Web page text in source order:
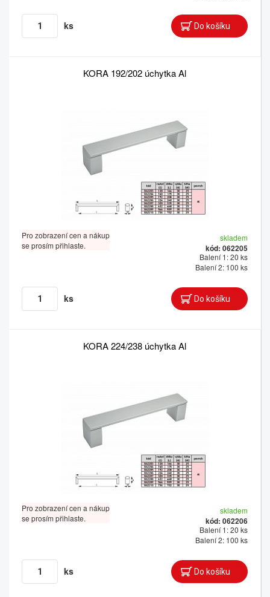
ks
KORA 192/202 úchytka Al
Pro zobrazení cen a nákup
se prosím přihlaste.
skladem
kód: 062205
Balení 1: 20 ks
Balení 2: 100 ks
ks
KORA 224/238 úchytka Al
Pro zobrazení cen a nákup
se prosím přihlaste.
skladem
kód: 062206
Balení 1: 20 ks
Balení 2: 100 ks
ks